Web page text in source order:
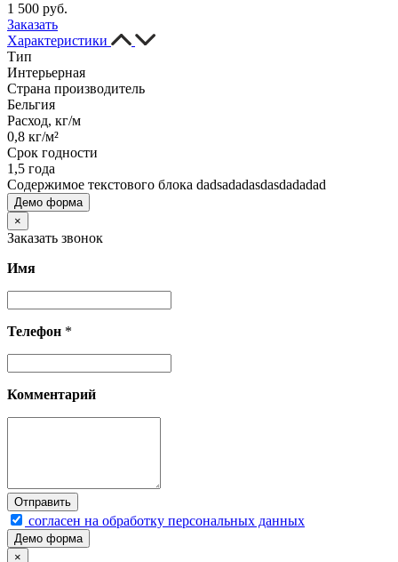
1 500 руб.
Заказать
Характеристики
Тип
Интерьерная
Страна производитель
Бельгия
Расход, кг/м
0,8 кг/м²
Срок годности
1,5 года
Содержимое текстового блока dadsadadasdasdadadad
Демо форма
×
Заказать звонок
Имя
Телефон *
Комментарий
согласен на обработку персональных данных
Демо форма
×